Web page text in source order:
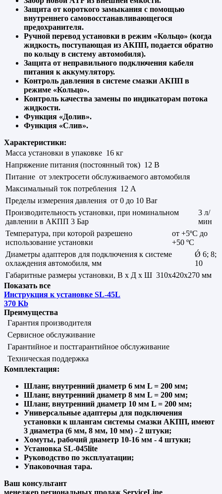
Защита от короткого замыкания с помощью
внутреннего самовосстанавливающегося
предохранителя.
Ручной перевод установки в режим «Кольцо» (когда
жидкость, поступающая из АКПП, подается обратно
по кольцу в систему автомобиля).
Защита от неправильного подключения кабеля
питания к аккумулятору.
Контроль давления в системе смазки АКПП в
режиме «Кольцо».
Контроль качества замены по индикаторам потока
жидкости.
Функция «Долив».
Функция «Слив».
Характеристики:
Масса установки в упаковке 16 кг
Напряжение питания (постоянный ток) 12 В
Питание от электросети обслуживаемого автомобиля
Максимальный ток потребления 12 А
Пределы измерения давления от 0 до 10 Bar
Производительность установки, при номинальном
давлении в АКПП 3 Бар
3 л/
мин
Температура, при которой разрешено
использование установки
от +5ºС до
+50 ºС
Диаметры адаптеров для подключения к системе
охлаждения автомобиля, мм
Ǿ 6; 8;
10
Габаритные размеры установки, В х Д х Ш 310х420х270 мм
Показать все
Инструкция к установке SL-45L
370 Kb
Преимущества
Гарантия производителя
Сервисное обслуживание
Гарантийное и постгарантийное обслуживание
Техническая поддержка
Комплектация:
Шланг, внутренний диаметр 6 мм L = 200 мм;
Шланг, внутренний диаметр 8 мм L = 200 мм;
Шланг, внутренний диаметр 10 мм L = 200 мм;
Универсальные адаптеры для подключения
установки к шлангам системы смазки АКПП, имеют
3 диаметра (6 мм, 8 мм, 10 мм) - 2 штуки;
Хомуты, рабочий диаметр 10-16 мм - 4 штуки;
Установка SL-045lite
Руководство по эксплуатации;
Упаковочная тара.
Ваш консультант
менеджер региональных продаж ServiceLine